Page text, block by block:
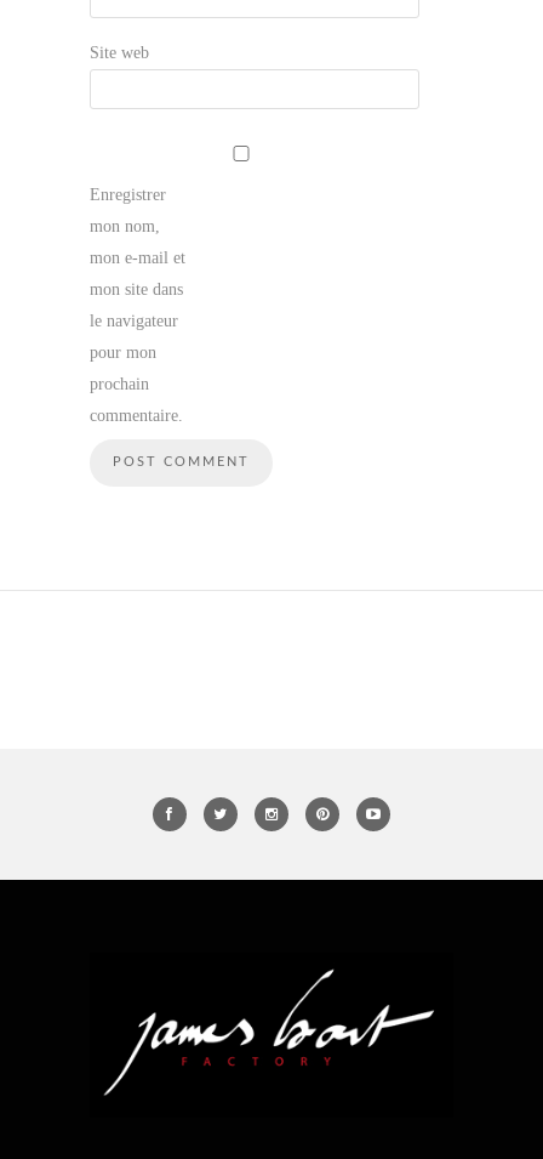
Site web
Enregistrer
mon nom,
mon e-mail et
mon site dans
le navigateur
pour mon
prochain
commentaire.